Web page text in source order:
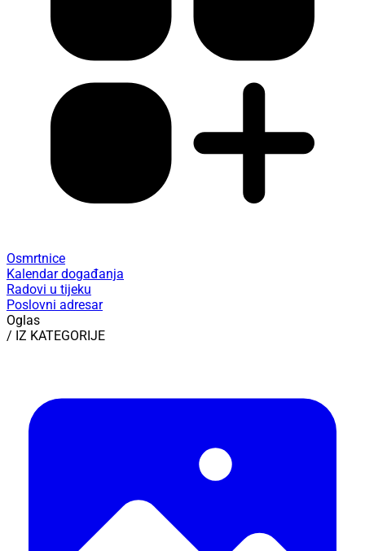
Osmrtnice
Kalendar događanja
Radovi u tijeku
Poslovni adresar
Oglas
/ IZ KATEGORIJE